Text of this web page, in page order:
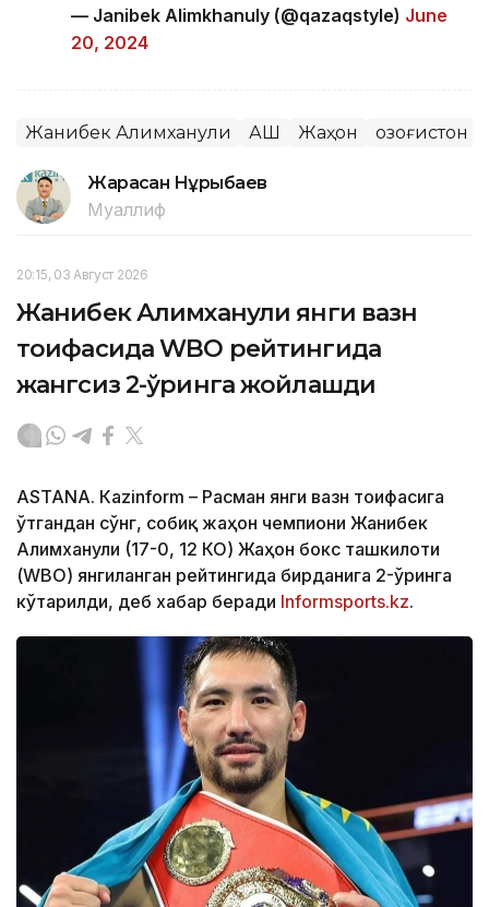
— Janibek Alimkhanuly (@qazaqstyle) June
20, 2024
Жанибек Алимханули АҚШ Жаҳон Қозоғистон
Жарасқан Нұрыбаев
Муаллиф
20:15, 03 Август 2026
Жанибек Алимханули янги вазн
тоифасида WBO рейтингида
жангсиз 2-ўринга жойлашди
ASTANА. Кazinform – Расман янги вазн тоифасига
ўтгандан сўнг, собиқ жаҳон чемпиони Жанибек
Алимханули (17-0, 12 КО) Жаҳон бокс ташкилоти
(WBО) янгиланган рейтингида бирданига 2-ўринга
кўтарилди, деб хабар беради Informsports.kz.